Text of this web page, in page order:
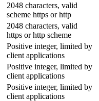
2048 characters, valid
scheme https or http
2048 characters, valid
https or http scheme
Positive integer, limited by
client applications
Positive integer, limited by
client applications
Positive integer, limited by
client applications